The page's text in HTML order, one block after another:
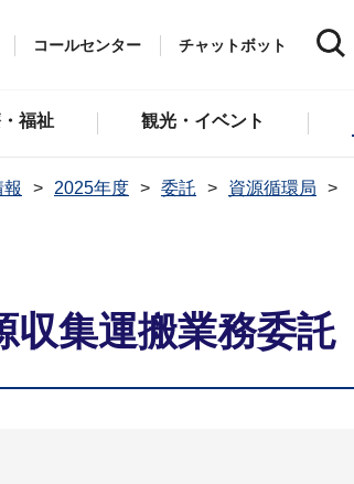
コールセンター チャットボット
福祉 観光・イベント
2025年度 委託
資源循環局
収集運搬業務委託